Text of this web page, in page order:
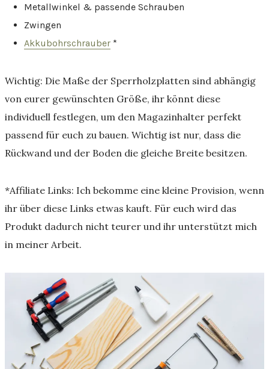
Metallwinkel & passende Schrauben
Zwingen
Akkubohrschrauber *
Wichtig: Die Maße der Sperrholzplatten sind abhängig
von eurer gewünschten Größe, ihr könnt diese
individuell festlegen, um den Magazinhalter perfekt
passend für euch zu bauen. Wichtig ist nur, dass die
Rückwand und der Boden die gleiche Breite besitzen.
*Affiliate Links: Ich bekomme eine kleine Provision, wenn
ihr über diese Links etwas kauft. Für euch wird das
Produkt dadurch nicht teurer und ihr unterstützt mich
in meiner Arbeit.